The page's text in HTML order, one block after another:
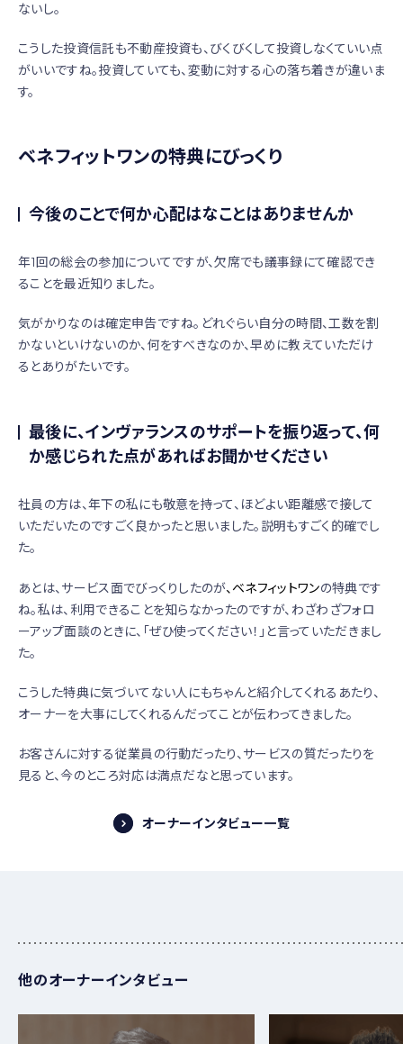
ないし。
こうした投資信託も不動産投資も、びくびくして投資しなくていい点
がいいですね。投資していても、変動に対する心の落ち着きが違いま
す。
ベネフィットワンの特典にびっくり
今後のことで何か心配はなことはありませんか
年1回の総会の参加についてですが、欠席でも議事録にて確認でき
ることを最近知りました。
気がかりなのは確定申告ですね。どれぐらい自分の時間、工数を割
かないといけないのか、何をすべきなのか、早めに教えていただけ
るとありがたいです。
最後に、インヴァランスのサポートを振り返って、何
か感じられた点があればお聞かせください
社員の方は、年下の私にも敬意を持って、ほどよい距離感で接して
いただいたのですごく良かったと思いました。説明もすごく的確でし
た。
あとは、サービス面でびっくりしたのが、ベネフィットワンの特典です
ね。私は、利用できることを知らなかったのですが、わざわざフォロ
ーアップ面談のときに、「ぜひ使ってください！」と言っていただきまし
た。
こうした特典に気づいてない人にもちゃんと紹介してくれるあたり、
オーナーを大事にしてくれるんだってことが伝わってきました。
お客さんに対する従業員の行動だったり、サービスの質だったりを
見ると、今のところ対応は満点だなと思っています。
オーナーインタビュー一覧
他のオーナーインタビュー